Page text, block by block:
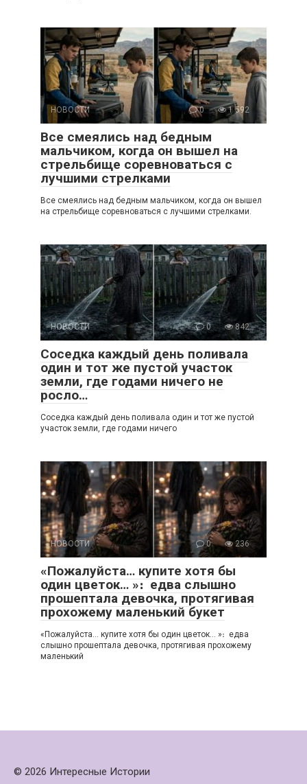
НОВОСТИ 0 1 592
Все смеялись над бедным
мальчиком, когда он вышел на
стрельбище соревноваться с
лучшими стрелками
Все смеялись над бедным мальчиком, когда он вышел
на стрельбище соревноваться с лучшими стрелками.
НОВОСТИ 0 842
Соседка каждый день поливала
один и тот же пустой участок
земли, где годами ничего не
росло…
Соседка каждый день поливала один и тот же пустой
участок земли, где годами ничего
НОВОСТИ 0 236
«Пожалуйста… купите хотя бы
один цветок… »։ едва слышно
прошептала девочка, протягивая
прохожему маленький букет
«Пожалуйста… купите хотя бы один цветок… »։ едва
слышно прошептала девочка, протягивая прохожему
маленький
© 2026 Интересные Истории